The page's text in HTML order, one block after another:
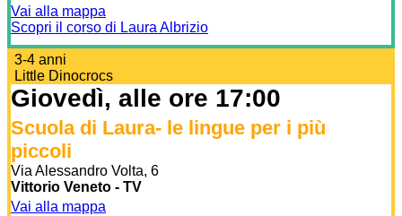
Vai alla mappa
Scopri il corso di Laura Albrizio
3-4 anni
Little Dinocrocs
Giovedì, alle ore 17:00
Scuola di Laura- le lingue per i più
piccoli
Via Alessandro Volta, 6
Vittorio Veneto - TV
Vai alla mappa